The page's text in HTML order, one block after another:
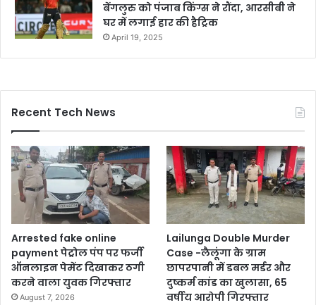
बेंगलुरु को पंजाब किंग्स ने रौंदा, आरसीबी ने
घर में लगाई हार की हैट्रिक
April 19, 2025
Recent Tech News
Arrested fake online
payment पेट्रोल पंप पर फर्जी
ऑनलाइन पेमेंट दिखाकर ठगी
करने वाला युवक गिरफ्तार
August 7, 2026
Lailunga Double Murder
Case -लैलूंगा के ग्राम
छापरपानी में डबल मर्डर और
दुष्कर्म कांड का खुलासा, 65
वर्षीय आरोपी गिरफ्तार